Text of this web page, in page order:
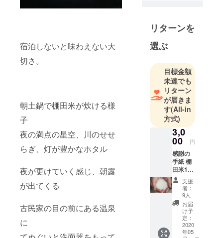
宿泊しないと味わえない大
切さ。
朝土鍋で棚田米が炊ける様
子
夜の満点の星空、川のせせ
らぎ、灯が豊かなホタル
夜が更けていく感じ、朝露
が出てくる
古民家の目の前にある温泉
に
究科卒業。
環境と人間
に関して分
野の枠を越
えて、総合
的に学び、
そして、環
境教育が環
境問題に重
要な役割を
果たすと気
付き、研究
その中で棚
田と出会
い、環境教
育と棚田の
つながりを
リターンを
選ぶ
目標金額
未達でも
リターン
が届きま
す(All-in
方式)
3,0
00 円
感謝の
手紙 棚
田米1合
（一期
一会を
一合一
会に例
えて、
棚田米1
合をお
送りし
支援
者：
9人
お届
け予
定：
2020
年05